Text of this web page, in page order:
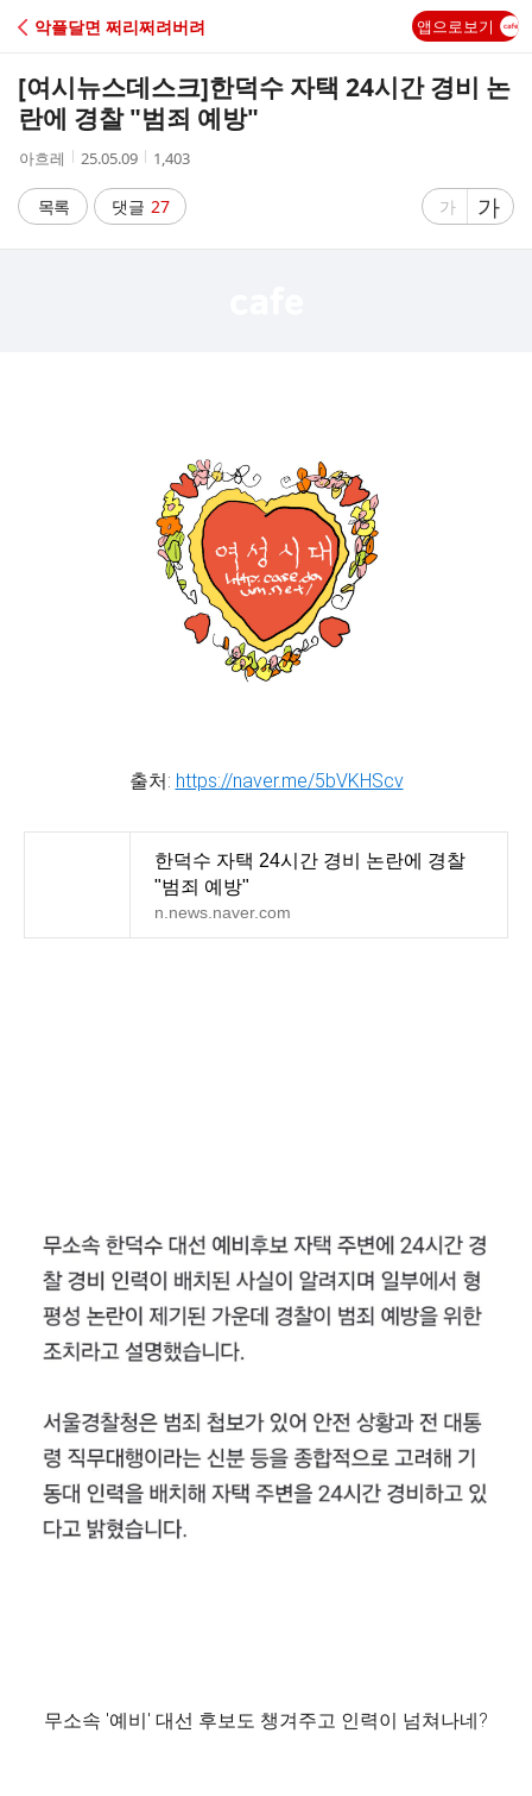
C
A
악플달면 쩌리쩌려버려 앱으로보기
[여시뉴스데스크]한덕수 자택 24시간 경비 논
란에 경찰 "범죄 예방"
작
자
아흐레
작
시
간
25.05.09
조
수
1,403
목록 댓글 27
글
가
글
자
가
출처: https://naver.me/5bVKHScv
한덕수 자택 24시간 경비 논란에 경찰
"범죄 예방"
n.news.naver.com
무소속 '예비' 대선 후보도 챙겨주고 인력이 넘쳐나네?